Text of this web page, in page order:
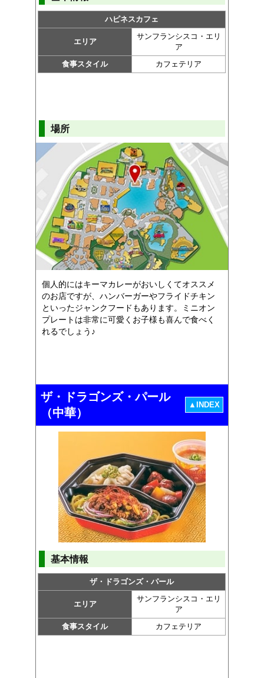
ハピネスカフェ
エリア
サンフランシスコ・エリ
ア
食事スタイル
カフェテリア
場所
個人的にはキーマカレーがおいしくてオススメ
のお店ですが、ハンバーガーやフライドチキン
といったジャンクフードもあります。ミニオン
プレートは非常に可愛くお子様も喜んで食べく
れるでしょう♪
ザ・ドラゴンズ・パール
（中華）
▲INDEX
基本情報
ザ・ドラゴンズ・パール
エリア
サンフランシスコ・エリ
ア
食事スタイル
カフェテリア